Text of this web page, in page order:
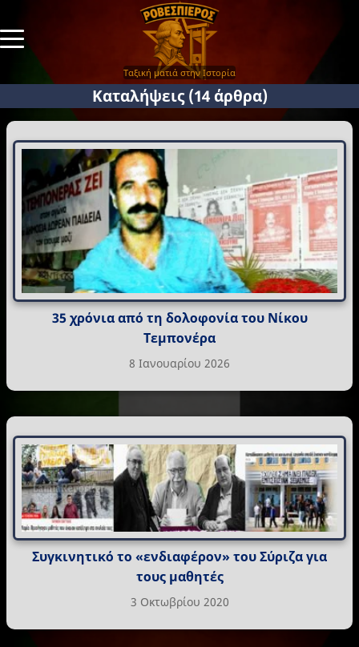
Ταξική ματιά στην Ιστορία
Καταλήψεις(14 άρθρα)
35 χρόνια από τη δολοφονία του Νίκου
Τεμπονέρα
8 Ιανουαρίου 2026
Συγκινητικό το «ενδιαφέρον» του Σύριζα για
τους μαθητές
3 Οκτωβρίου 2020